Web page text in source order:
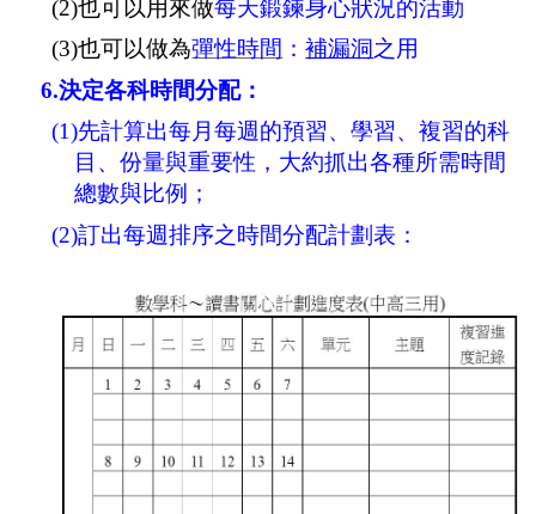
(2)也可以用來做每天鍛鍊身心狀況的活動
(3)也可以做為彈性時間 ：補漏洞 之用
6.決定各科時間分配：
(1)先計算出每月每週的預習、學習、複習的科
目、份量與重要性，大約抓出各種所需時間
總數與比例；
(2)訂出每週排序之時間分配計劃表：